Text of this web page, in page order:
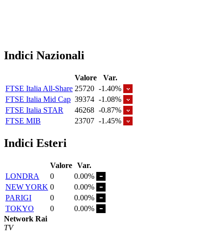
Indici Nazionali
Valore
Var.
FTSE Italia All-Share 25720 -1.40%
FTSE Italia Mid Cap 39374 -1.08%
FTSE Italia STAR
46268 -0.87%
FTSE MIB
23707 -1.45%
Indici Esteri
Valore Var.
LONDRA
0
0.00%
NEW YORK 0
0.00%
PARIGI
0
0.00%
TOKYO
0
0.00%
Network Rai
TV